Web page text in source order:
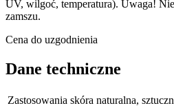
UV, wilgoć, temperatura). Uwaga!
zamszu.
Cena do uzgodnienia
Dane techniczne
Zastosowania skóra naturalna,